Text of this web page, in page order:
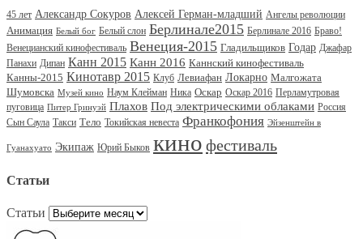
45 лет Александр Сокуров Алексей Герман-младший Ангелы революции
Анимация Белый бог Белый слон Берлинале2015 Берлинале 2016 Браво!
Венецианский кинофестиваль Венеция-2015 Гладильщиков Годар Джафар
Панахи Дипан Канн 2015 Канн 2016 Каннский кинофестиваль
Канны-2015 Кинотавр 2015 Клуб Левиафан Локарно Малгожата
Шумовска Музей кино Наум Клейман Ника Оскар Оскар 2016 Перламутровая
пуговица Питер Гринуэй Плахов Под электрическими облаками Россия
Сын Саула Такси Тело Токийская невеста Франкофония Эйзенштейн в
Гуанахуато Экипаж Юрий Быков кино фестиваль
Статьи
Статьи